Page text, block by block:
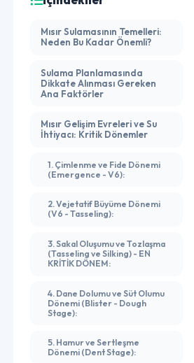
Mısır Sulamasının Temelleri:
Sulama Planlamasında
(Emergence - V6):
(V6 - Tasseling):
KRİTİK DÖNEM:
Stage):